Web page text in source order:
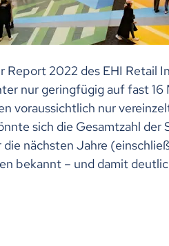
2022 des EHI Retail
nur geringfügig auf fast 16
voraussichtlich nur
sich die Gesamtzahl
nächsten Jahre
bekannt – und damit